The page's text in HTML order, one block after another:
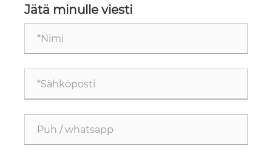
Jätä minulle viesti